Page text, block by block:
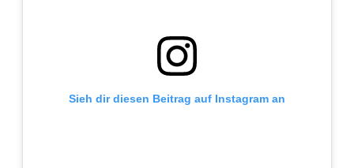
Adventskalender 2017
Sieh dir diesen Beitrag auf Instagram an